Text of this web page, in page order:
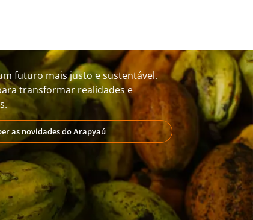
futuro mais justo e sustentável.
transformar realidades e
as novidades do Arapyaú